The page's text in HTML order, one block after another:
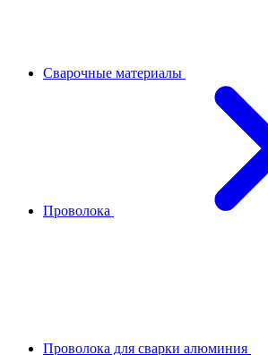
Сварочные материалы
Проволока
Проволока для сварки алюминия